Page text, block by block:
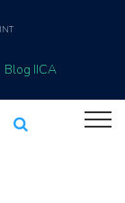
Blog IICA